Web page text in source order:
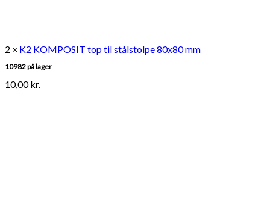
2 × K2 KOMPOSIT top til stålstolpe 80x80 mm
10982 på lager
10,00kr.